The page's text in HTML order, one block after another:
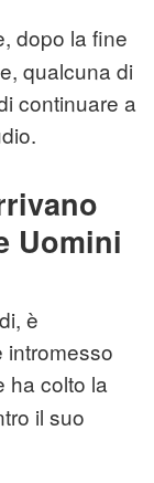
dopo la fine
qualcuna di
continuare a
Uomini
è
intromesso
ha colto la
il suo